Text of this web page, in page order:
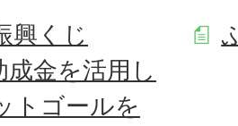
興くじ
成金を活用し
トゴールを